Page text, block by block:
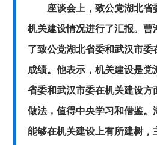
座谈会上，致公党湖北省
机关建设情况进行了汇报。曹
了致公党湖北省委和武汉市委
成绩。他表示，机关建设是党
省委和武汉市委在机关建设方
做法，值得中央学习和借鉴。
能够在机关建设上有所建树，